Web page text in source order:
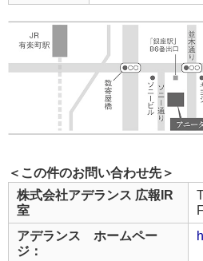
＜この件のお問い合わせ先＞
株式会社アデランス 広報IR
室
アデランス ホームペー
ジ：